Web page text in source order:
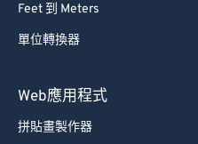
Feet 到 Meters
單位轉換器
Web應用程式
拼貼畫製作器